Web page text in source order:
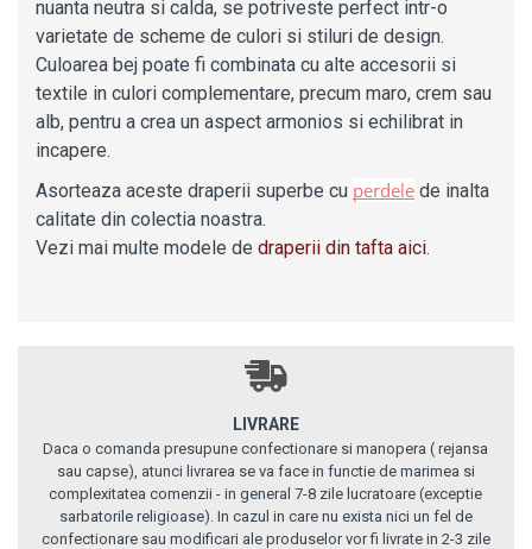
nuanta neutra si calda, se potriveste perfect intr-o
varietate de scheme de culori si stiluri de design.
Culoarea bej poate fi combinata cu alte accesorii si
textile in culori complementare, precum maro, crem sau
alb, pentru a crea un aspect armonios si echilibrat in
incapere.
Asorteaza aceste draperii superbe cu perdele de inalta
calitate din colectia noastra.
Vezi mai multe modele de draperii din tafta aici.
LIVRARE
Daca o comanda presupune confectionare si manopera ( rejansa
sau capse), atunci livrarea se va face in functie de marimea si
complexitatea comenzii - in general 7-8 zile lucratoare (exceptie
sarbatorile religioase). In cazul in care nu exista nici un fel de
confectionare sau modificari ale produselor vor fi livrate in 2-3 zile